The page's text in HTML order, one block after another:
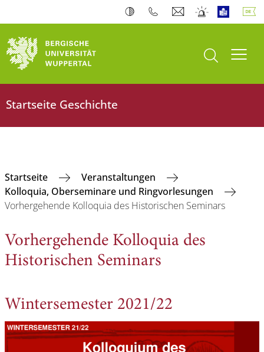
Suche öffnen
Startseite Geschichte
Startseite
Veranstaltungen
Kolloquia, Oberseminare und Ringvorlesungen
Vorhergehende Kolloquia des Historischen Seminars
Vorhergehende Kolloquia des
Historischen Seminars
Wintersemester 2021/22